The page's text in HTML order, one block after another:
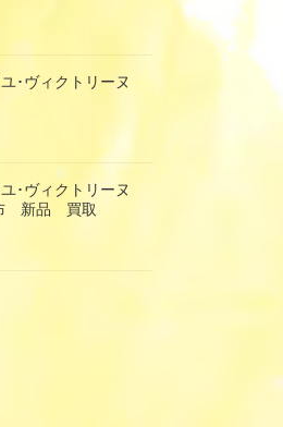
･ヴィクトリーヌ
･ヴィクトリーヌ
新品 買取